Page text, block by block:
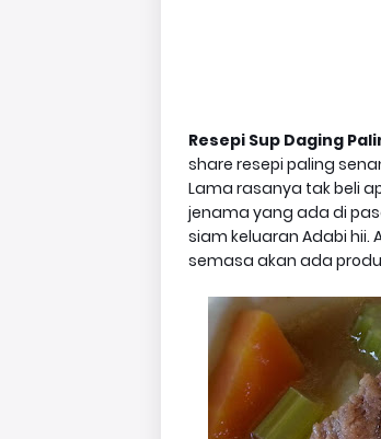
Resepi Sup Daging
share resepi paling
Lama rasanya tak beli
jenama yang ada di
siam keluaran Adabi
semasa akan ada